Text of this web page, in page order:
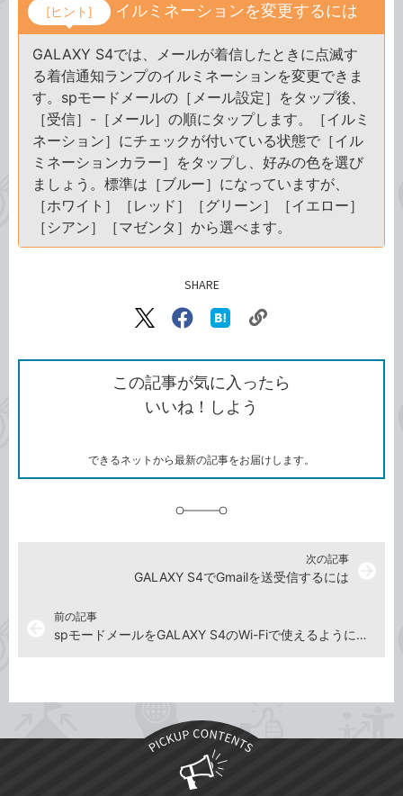
[ヒント] イルミネーションを変更するには
GALAXY S4では、メールが着信したときに点滅す
る着信通知ランプのイルミネーションを変更できま
す。spモードメールの［メール設定］をタップ後、
［受信］-［メール］の順にタップします。［イルミ
ネーション］にチェックが付いている状態で［イル
ミネーションカラー］をタップし、好みの色を選び
ましょう。標準は［ブルー］になっていますが、
［ホワイト］［レッド］［グリーン］［イエロー］
［シアン］［マゼンタ］から選べます。
SHARE
X（旧
で
シ
ェ
ア
Facebook
シ
ェ
ア
な
ブ
ッ
ク
ク
ク
を
コ
この記事が気に入ったら
いいね！しよう
できるネットから最新の記事をお届けします。
前の記事
spモードメールをGALAXY S4のWi-Fiで使えるようにするには
次の記事
GALAXY S4でGmailを送受信するには